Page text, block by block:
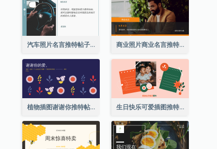
汽车照片名言推特帖子 商业照片商业名言推特帖子
植物插图谢谢你推特帖子 生日快乐可爱插图推特帖子